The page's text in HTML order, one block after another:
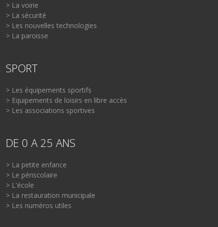
> La voirie
> La sécurité
> Les nouvelles technologies
> La paroisse
SPORT
> Les équipements sportifs
> Equipements de loisirs en libre accès
> Les associations sportives
DE 0 A 25 ANS
> La petite enfance
> Le périscolaire
> L'école
> La restauration municipale
> Les numéros utiles